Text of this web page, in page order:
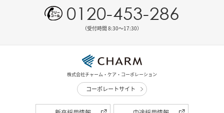
0120-453-286
（受付時間 8:30〜17:30）
株式会社チャーム・ケア・コーポレーション
コーポレートサイト